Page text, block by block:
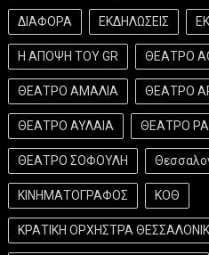
ΔΙΑΦΟΡΑ ΕΚΔΗΛΩΣΕΙΣ
Η ΑΠΟΨΗ ΤΟΥ GR ΘΕΑΤΡΟ
ΘΕΑΤΡΟ ΑΜΑΛΙΑ ΘΕΑΤΡΟ
ΘΕΑΤΡΟ ΑΥΛΑΙΑ ΘΕΑΤΡΟ
ΘΕΑΤΡΟ ΣΟΦΟΥΛΗ
ΚΙΝΗΜΑΤΟΓΡΑΦΟΣ ΚΟΘ
ΚΡΑΤΙΚΗ ΟΡΧΗΣΤΡΑ